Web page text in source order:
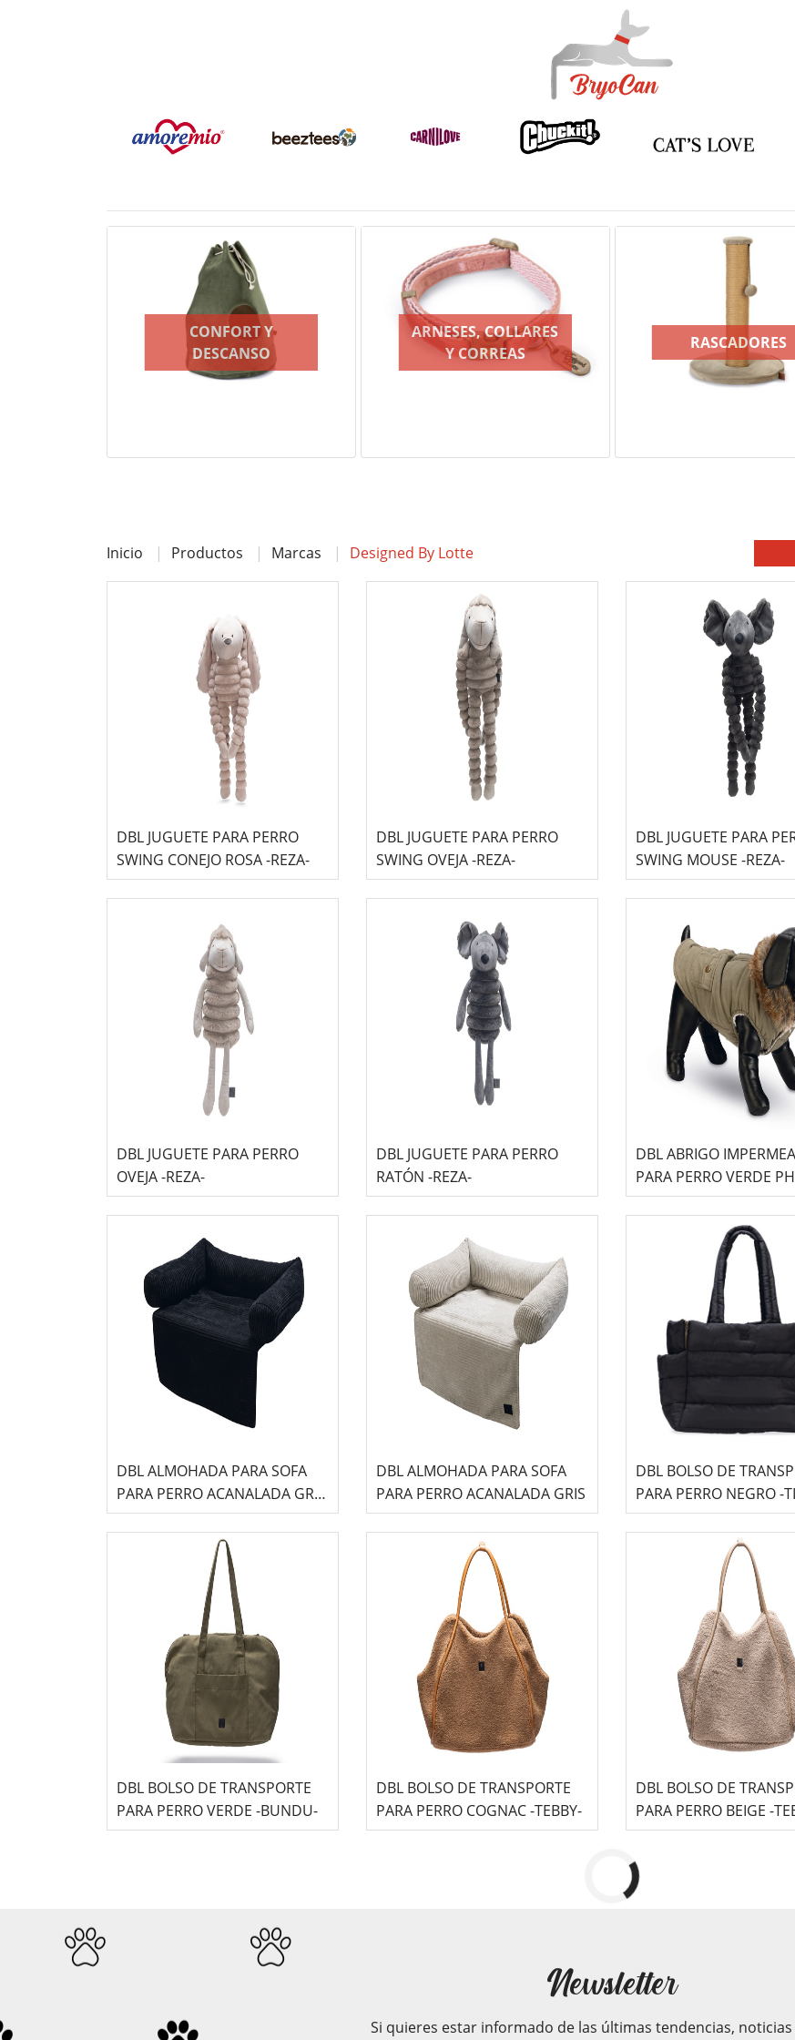
CONFORT Y
DESCANSO
ARNESES, COLLARES
Y CORREAS
RASCADORES
Inicio Productos Marcas Designed By Lotte
DBL JUGUETE PARA PERRO
SWING CONEJO ROSA -REZA-
DBL JUGUETE PARA PERRO
SWING OVEJA -REZA-
DBL JUGUETE PARA
SWING MOUSE -REZA-
DBL JUGUETE PARA PERRO
OVEJA -REZA-
DBL JUGUETE PARA PERRO
RATÓN -REZA-
DBL ABRIGO
PARA PERRO VERDE
DBL ALMOHADA PARA SOFA
PARA PERRO ACANALADA GRIS
ANTRACITA
DBL ALMOHADA PARA SOFA
PARA PERRO ACANALADA GRIS
DBL BOLSO DE
PARA PERRO NEGRO -
DBL BOLSO DE TRANSPORTE
PARA PERRO VERDE -BUNDU-
DBL BOLSO DE TRANSPORTE
PARA PERRO COGNAC -TEBBY-
DBL BOLSO DE
PARA
Newsletter
Si quieres estar informado de las últimas tendencias,